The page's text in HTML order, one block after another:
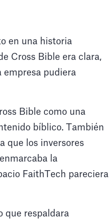
en una historia
Cross Bible era clara,
empresa pudiera
Bible como una
bíblico. También
que los inversores
la
FaithTech pareciera
que respaldara